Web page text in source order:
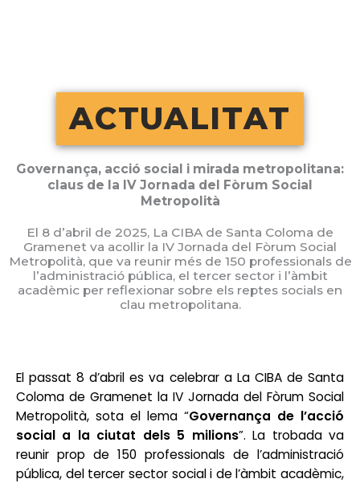
ACTUALITAT
Governança, acció social i mirada metropolitana:
claus de la IV Jornada del Fòrum Social
Metropolità
El 8 d’abril de 2025, La CIBA de Santa Coloma de
Gramenet va acollir la IV Jornada del Fòrum Social
Metropolità, que va reunir més de 150 professionals de
l’administració pública, el tercer sector i l’àmbit
acadèmic per reflexionar sobre els reptes socials en
clau metropolitana.
El passat 8 d’abril es va celebrar a La CIBA de Santa
Coloma de Gramenet la IV Jornada del Fòrum Social
Metropolità, sota el lema “Governança de l’acció
social a la ciutat dels 5 milions”. La trobada va
reunir prop de 150 professionals de l’administració
pública, del tercer sector social i de l’àmbit acadèmic,